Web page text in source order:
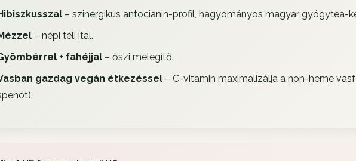
– szinergikus antocianin-profil, hagyományos magyar gyógytea-
– népi téli ital.
+ fahéjjal– őszi melegítő.
gazdag vegán étkezéssel– C-vitamin maximalizálja a non-heme